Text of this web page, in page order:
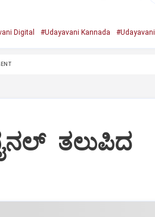
Digital #Udayavani Kannada #Udayavani
ತಲುಪಿದ